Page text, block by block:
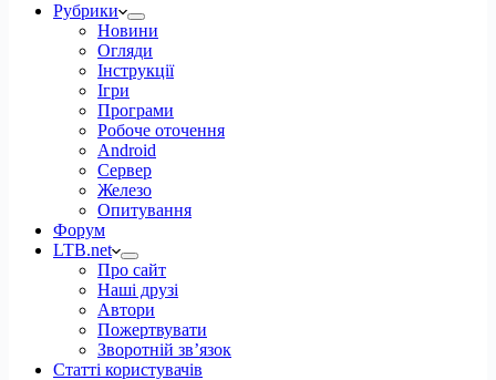
Рубрики
Новини
Огляди
Інструкції
Ігри
Програми
Робоче оточення
Android
Сервер
Железо
Опитування
Форум
LTB.net
Про сайт
Наші друзі
Автори
Пожертвувати
Зворотній зв’язок
Статті користувачів